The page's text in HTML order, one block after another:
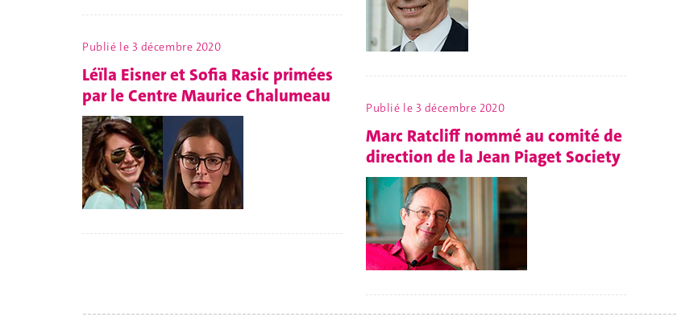
Publié le 3 décembre 2020
Léïla Eisner et Sofia Rasic primées
par le Centre Maurice Chalumeau
Publié le 3 décembre 2020
Marc Ratcliff nommé au comité de
direction de la Jean Piaget Society
---------------------------------------------------------------------------------------------------------------------------